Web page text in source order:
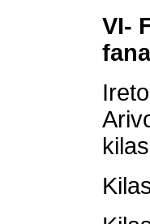
VI-